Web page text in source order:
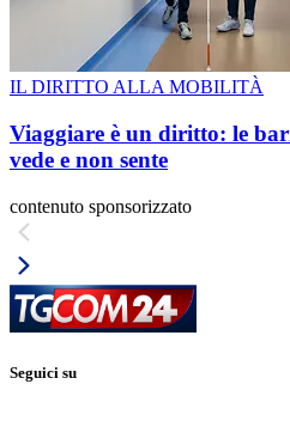
IL DIRITTO ALLA MOBILITÀ
Viaggiare è un diritto: le
vede e non sente
contenuto sponsorizzato
Seguici su